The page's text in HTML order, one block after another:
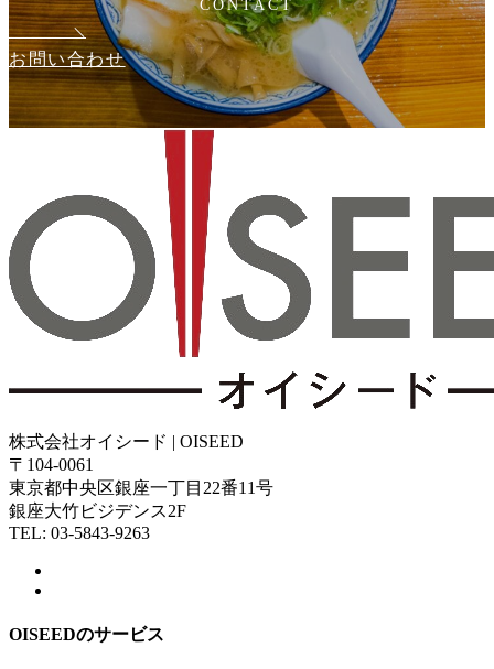
CONTACT
お問い合わせ
株式会社オイシード | OISEED
〒104-0061
東京都中央区銀座一丁目22番11号
銀座大竹ビジデンス2F
TEL: 03-5843-9263
OISEEDのサービス